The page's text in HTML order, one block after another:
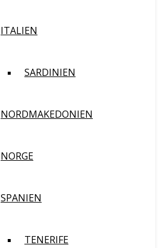
ITALIEN
SARDINIEN
NORDMAKEDONIEN
NORGE
SPANIEN
TENERIFE